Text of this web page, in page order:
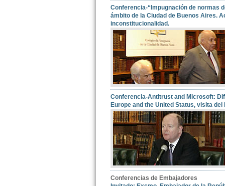
Conferencia-“Impugnación de normas
ámbito de la Ciudad de Buenos Aires.
inconstitucionalidad.
Conferencia-Antitrust and Microsoft:
Europe and the United Status, visita
Conferencias de Embajadores